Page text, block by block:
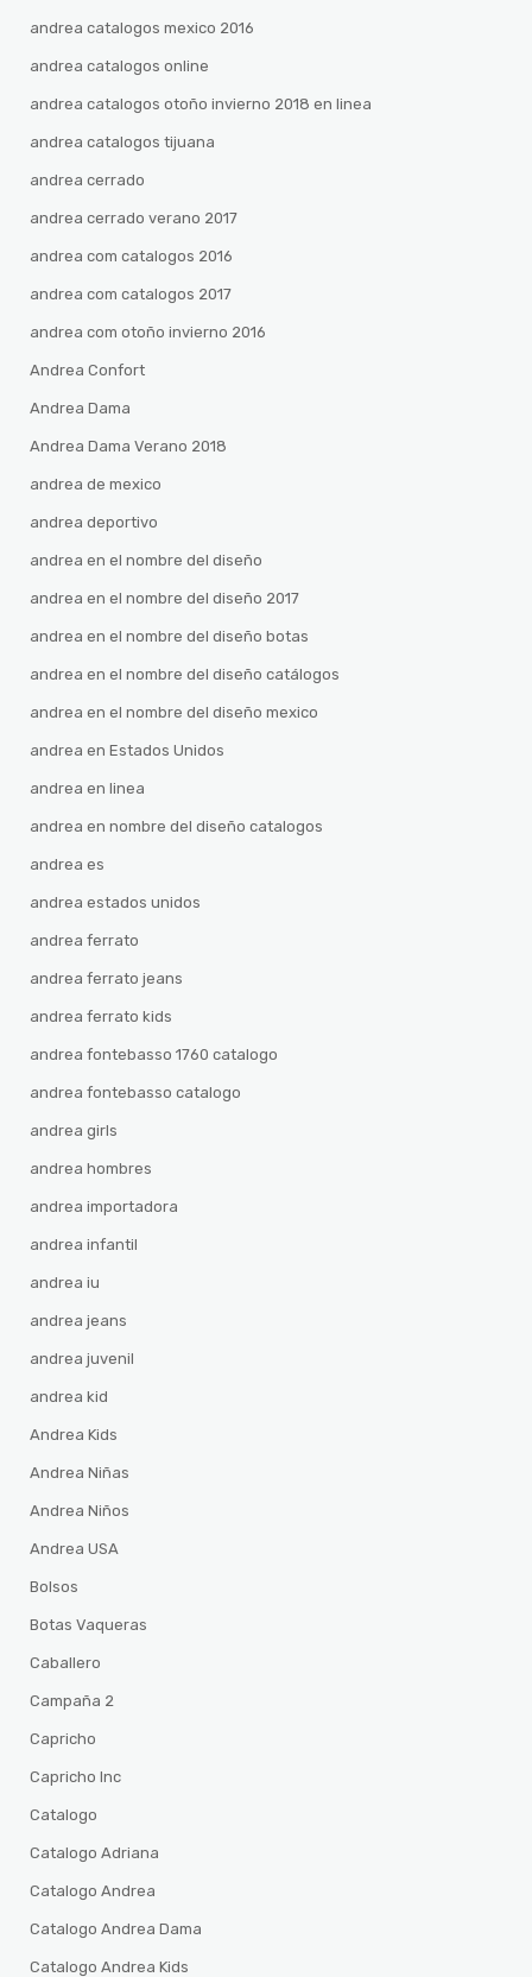
andrea catalogos mexico 2016
andrea catalogos online
andrea catalogos otoño invierno 2018 en linea
andrea catalogos tijuana
andrea cerrado
andrea cerrado verano 2017
andrea com catalogos 2016
andrea com catalogos 2017
andrea com otoño invierno 2016
Andrea Confort
Andrea Dama
Andrea Dama Verano 2018
andrea de mexico
andrea deportivo
andrea en el nombre del diseño
andrea en el nombre del diseño 2017
andrea en el nombre del diseño botas
andrea en el nombre del diseño catálogos
andrea en el nombre del diseño mexico
andrea en Estados Unidos
andrea en linea
andrea en nombre del diseño catalogos
andrea es
andrea estados unidos
andrea ferrato
andrea ferrato jeans
andrea ferrato kids
andrea fontebasso 1760 catalogo
andrea fontebasso catalogo
andrea girls
andrea hombres
andrea importadora
andrea infantil
andrea iu
andrea jeans
andrea juvenil
andrea kid
Andrea Kids
Andrea Niñas
Andrea Niños
Andrea USA
Bolsos
Botas Vaqueras
Caballero
Campaña 2
Capricho
Capricho Inc
Catalogo
Catalogo Adriana
Catalogo Andrea
Catalogo Andrea Dama
Catalogo Andrea Kids